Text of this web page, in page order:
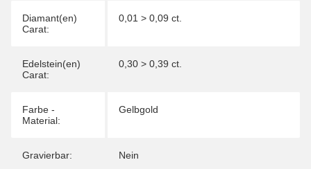
Diamant(en)
Carat:
0,01 > 0,09 ct.
Edelstein(en)
Carat:
0,30 > 0,39 ct.
Farbe -
Material:
Gelbgold
Gravierbar: Nein